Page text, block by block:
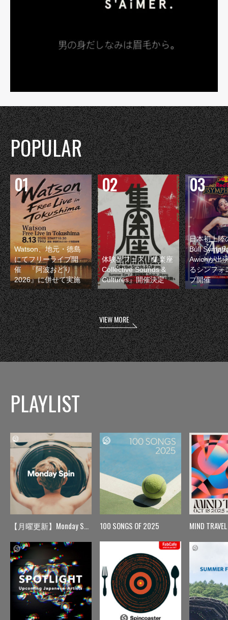
POPULAR
Watson、地元・徳島
にてフリーライブ開
催 『阿波おどり
2026』に併せて実施
体験型フェス『集楽座
Collective Sounds &
Cultures』開催決定
日本初上陸
Bull
Awichが出
るシンフォ
ブ開催
VIEW MORE
PLAYLIST
【月曜更新】Monday Spin 100 SONGS OF 2025 MIND TRAVEL